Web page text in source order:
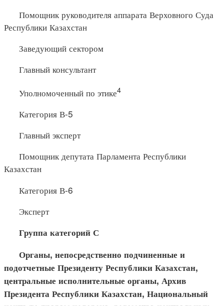
Помощник руководителя аппарата Верховного Суда
Республики Казахстан
Заведующий сектором
Главный консультант
Уполномоченный по этике4
Категория В-5
Главный эксперт
Помощник депутата Парламента Республики
Казахстан
Категория В-6
Эксперт
Группа категорий С
Органы, непосредственно подчиненные и
подотчетные Президенту Республики Казахстан,
центральные исполнительные органы, Архив
Президента Республики Казахстан, Национальный